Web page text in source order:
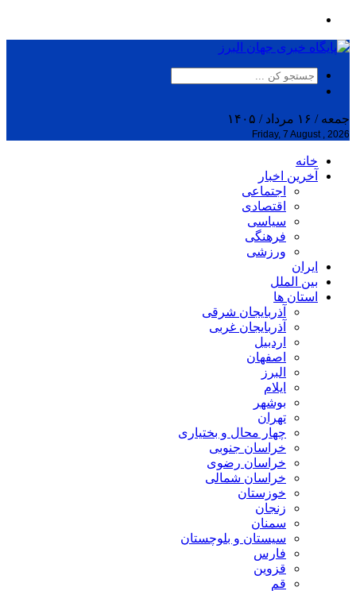
جمعه / ۱۶ مرداد / ۱۴۰۵
Friday, 7 August , 2026
خانه
آخرین اخبار
اجتماعی
اقتصادی
سیاسی
فرهنگی
ورزشی
ایران
بین الملل
استان ها
آذربایجان شرقی
آذربایجان غربی
اردبیل
اصفهان
البرز
ایلام
بوشهر
تهران
چهار محال و بختیاری
خراسان جنوبی
خراسان رضوی
خراسان شمالی
خوزستان
زنجان
سمنان
سیستان و بلوچستان
فارس
قزوین
قم